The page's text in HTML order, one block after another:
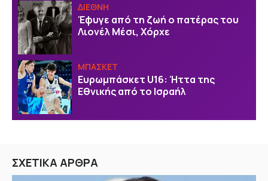
ΔΙΕΘΝΗ
Έφυγε από τη ζωή ο πατέρας του
Λιονέλ Μέσι, Χόρχε
ΜΠΑΣΚΕΤ
Ευρωμπάσκετ U16: Ήττα της
Εθνικής από το Ισραήλ
ΣΧΕΤΙΚΑ ΑΡΘΡΑ